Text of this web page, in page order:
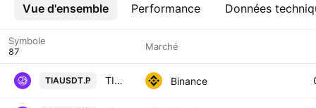
Vue d'ensemble Performance Données
Plus
Symbole Marché
TIAUSDT.P TIA / TetherUS PERPETUAL CONTRACT Binance